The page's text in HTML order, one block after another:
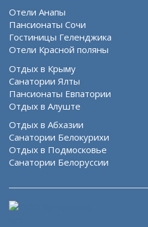
Отели Анапы
Пансионаты Сочи
Гостиницы Геленджика
Отели Красной поляны
Отдых в Крыму
Санатории Ялты
Пансионаты Евпатории
Отдых в Алуште
Отдых в Абхазии
Санатории Белокурихи
Отдых в Подмосковье
Санатории Белоруссии